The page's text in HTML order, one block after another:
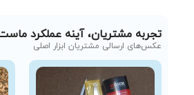
تجربه مشتریان، آینه عملکرد
عکس‌های ارسالی مشتریان ابزار اصلی